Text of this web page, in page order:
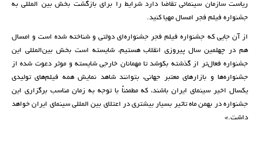
ریاست سازمان سینمائی تقاضا دارد شرایط را برای بازگشت بخش بین المللی به
جشنواره فیلم فجر امسال مهیا کنید.
از آن جایی که جشنواره فیلم فجر جشنواره‌ای دولتی و شناخته شده است و امسال
هم در چهلمین سال پیروزی انقلاب هستیم، شایسته است بخش بین‌المللی این
جشنواره فعال‌تر از گذشته بکوشد تا مهمانان خارجی شایسته و موثر دعوت شده از
جشنواره‌ها و بازارهای معتبر جهانی، بتوانند شاهد نمایش همه فیلم‌های تولیدی
یکسال اخیر سینمای ایران باشند، که مطمئناً با توجه به زمان مناسب برگزاری این
جشنواره در بهمن ماه تاثیر بسیار بیشتری در اعتلای بین المللی سینمای ایران خواهد
داشت.»